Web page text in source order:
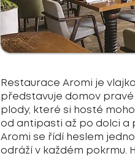
Restaurace Aromi je
představuje domov pravé
plody, které si hosté
od antipasti až po dolci a
Aromi se řídí heslem
odráží v každém pokrmu.